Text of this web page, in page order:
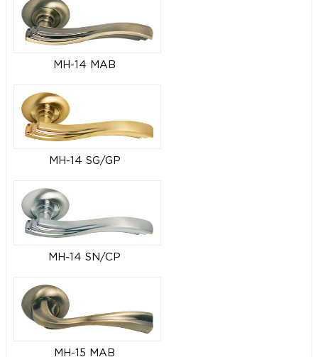
MH-14 MAB
MH-14 SG/GP
MH-14 SN/CP
MH-15 MAB